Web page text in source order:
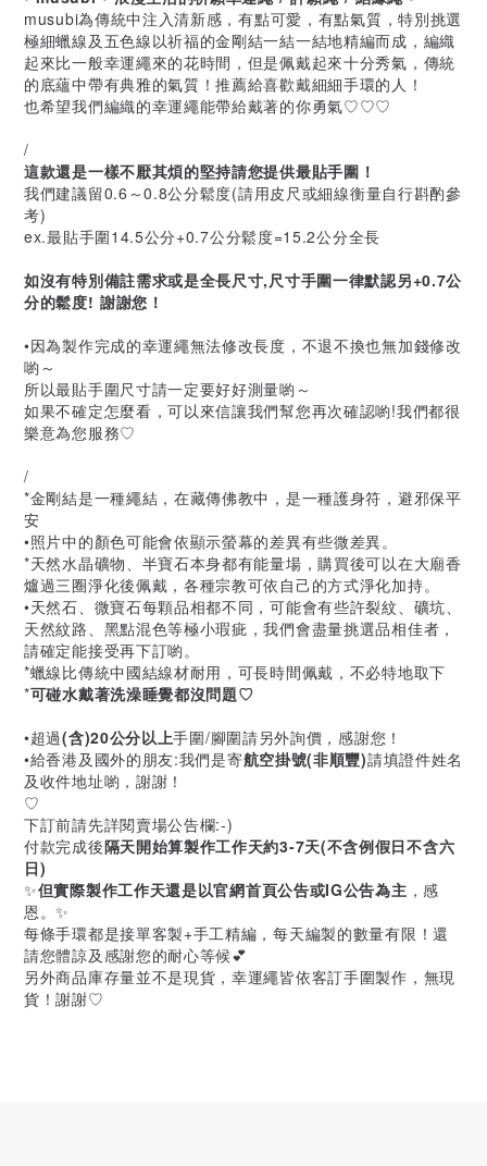
musubi為傳統中注入清新感，有點可愛，有點氣質，特別挑選
極細蠟線及五色線以祈福的金剛結一結一結地精編而成，編織
起來比一般幸運繩來的花時間，但是佩戴起來十分秀氣，傳統
的底蘊中帶有典雅的氣質！推薦給喜歡戴細細手環的人！
也希望我們編織的幸運繩能帶給戴著的你勇氣♡♡♡
/
這款還是一樣不厭其煩的堅持請您提供最貼手圍！
我們建議留0.6～0.8公分鬆度(請用皮尺或細線衡量自行斟酌參
考)
ex.最貼手圍14.5公分+0.7公分鬆度=15.2公分全長
如沒有特別備註需求或是全長尺寸,尺寸手圍一律默認另+0.7公
分的鬆度! 謝謝您！
•因為製作完成的幸運繩無法修改長度，不退不換也無加錢修改
喲～
所以最貼手圍尺寸請一定要好好測量喲～
如果不確定怎麼看，可以來信讓我們幫您再次確認喲!我們都很
樂意為您服務♡
/
*金剛結是一種繩結，在藏傳佛教中，是一種護身符，避邪保平
安
•照片中的顏色可能會依顯示螢幕的差異有些微差異。
*天然水晶礦物、半寶石本身都有能量場，購買後可以在大廟香
爐過三圈淨化後佩戴，各種宗教可依自己的方式淨化加持。
•天然石、微寶石每顆品相都不同，可能會有些許裂紋、礦坑、
天然紋路、黑點混色等極小瑕疵，我們會盡量挑選品相佳者，
請確定能接受再下訂喲。
*蠟線比傳統中國結線材耐用，可長時間佩戴，不必特地取下
*可碰水戴著洗澡睡覺都沒問題♡
•超過(含)20公分以上手圍/腳圍請另外詢價，感謝您！
•給香港及國外的朋友:我們是寄航空掛號(非順豐)請填證件姓名
及收件地址喲，謝謝！
♡
下訂前請先詳閱賣場公告欄:-)
付款完成後隔天開始算製作工作天約3-7天(不含例假日不含六
日)
✨但實際製作工作天還是以官網首頁公告或IG公告為主 ，感
恩。✨
每條手環都是接單客製+手工精編，每天編製的數量有限！還
請您體諒及感謝您的耐心等候💕
另外商品庫存量並不是現貨，幸運繩皆依客訂手圍製作，無現
貨！謝謝♡